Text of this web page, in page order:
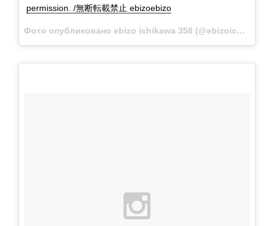
permission. /無断転載禁止 ebizoebizo
Фото опубликовано ebizo ichikawa 358 (@ebizoichikawa.ebizoichikawa)